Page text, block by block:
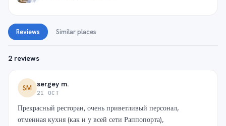
Reviews Similar places
2 reviews
SM sergey m.
21 OCT
Прекрасный ресторан, очень приветливый персонал,
отменная кухня (как и у всей сети Раппопорта),